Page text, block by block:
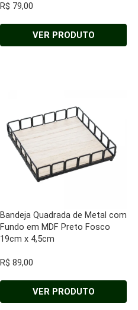
R$ 79,00
VER PRODUTO
Bandeja Quadrada de Metal com
Fundo em MDF Preto Fosco
19cm x 4,5cm
R$ 89,00
VER PRODUTO